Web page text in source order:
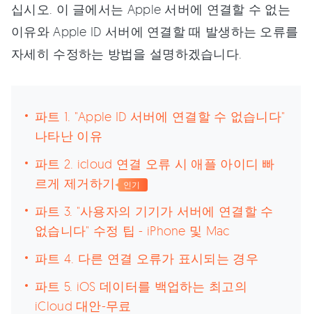
십시오. 이 글에서는 Apple 서버에 연결할 수 없는
이유와 Apple ID 서버에 연결할 때 발생하는 오류를
자세히 수정하는 방법을 설명하겠습니다.
파트 1. "Apple ID 서버에 연결할 수 없습니다"
나타난 이유
파트 2. icloud 연결 오류 시 애플 아이디 빠
르게 제거하기
인기
파트 3. "사용자의 기기가 서버에 연결할 수
없습니다" 수정 팁 - iPhone 및 Mac
파트 4. 다른 연결 오류가 표시되는 경우
파트 5. iOS 데이터를 백업하는 최고의
iCloud 대안-무료